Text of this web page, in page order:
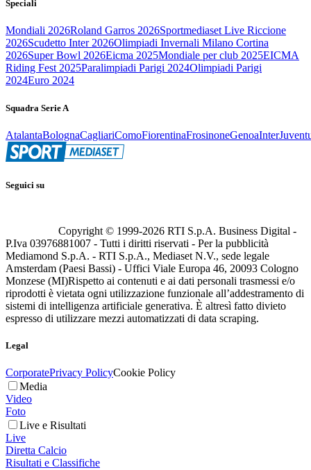
Speciali
Mondiali 2026Roland Garros 2026Sportmediaset Live Riccione
2026Scudetto Inter 2026Olimpiadi Invernali Milano Cortina
2026Super Bowl 2026Eicma 2025Mondiale per club 2025EICMA
Riding Fest 2025Paralimpiadi Parigi 2024Olimpiadi Parigi
2024Euro 2024
Squadra Serie A
AtalantaBolognaCagliariComoFiorentinaFrosinoneGenoaInter
Seguici su
Copyright © 1999-2026 RTI S.p.A. Business Digital -
P.Iva 03976881007 - Tutti i diritti riservati - Per la pubblicità
Mediamond S.p.A. - RTI S.p.A., Mediaset N.V., sede legale
Amsterdam (Paesi Bassi) - Uffici Viale Europa 46, 20093 Cologno
Monzese (MI)Rispetto ai contenuti e ai dati personali trasmessi e/o
riprodotti è vietata ogni utilizzazione funzionale all’addestramento di
sistemi di intelligenza artificiale generativa. È altresì fatto divieto
espresso di utilizzare mezzi automatizzati di data scraping.
Legal
CorporatePrivacy PolicyCookie Policy
Media
Video
Foto
Live e Risultati
Live
Diretta Calcio
Risultati e Classifiche